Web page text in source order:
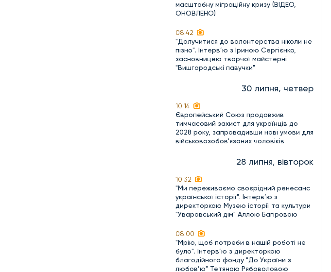
масштабну міграційну кризу (ВІДЕО,
ОНОВЛЕНО)
08:42
"Долучитися до волонтерства ніколи не
пізно". Інтерв’ю з Іриною Сергієнко,
засновницею творчої майстерні
"Вишгородські павучки"
30 липня, четвер
10:14
Європейський Союз продовжив
тимчасовий захист для українців до
2028 року, запровадивши нові умови для
військовозобов'язаних чоловіків
28 липня, вівторок
10:32
"Ми переживаємо своєрідний ренесанс
української історії". Інтерв’ю з
директоркою Музею історії та культури
"Уваровський дім" Аллою Багіровою
08:00
"Мрію, щоб потреби в нашій роботі не
було". Інтерв’ю з директоркою
благодійного фонду "До України з
любов’ю" Тетяною Рябоволовою